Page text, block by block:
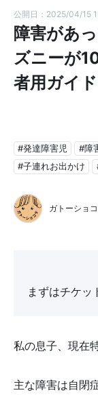
公開日：2025/04/15
障害があ
ズニーが
者用ガイ
#発達障害児 #障
#子連れお出かけ
ガトーショ
まずはチケッ
私の息子、現在
主な障害は自閉